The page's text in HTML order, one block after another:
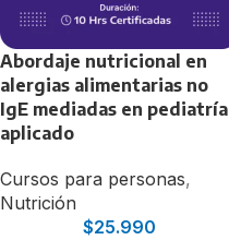
Abordaje nutricional en
alergias alimentarias no
IgE mediadas en pediatría
aplicado
Cursos para personas,
Nutrición
$25.990